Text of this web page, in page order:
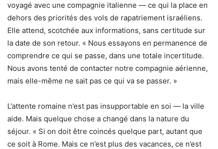
voyagé avec une compagnie italienne — ce qui la place en
dehors des priorités des vols de rapatriement israéliens.
Elle attend, scotchée aux informations, sans certitude sur
la date de son retour. « Nous essayons en permanence de
comprendre ce qui se passe, dans une totale incertitude.
Nous avons tenté de contacter notre compagnie aérienne,
mais elle-même ne sait pas ce qui va se passer. »
L’attente romaine n’est pas insupportable en soi — la ville
aide. Mais quelque chose a changé dans la nature du
séjour. « Si on doit être coincés quelque part, autant que
ce soit à Rome. Mais ce n’est plus des vacances, ce n’est